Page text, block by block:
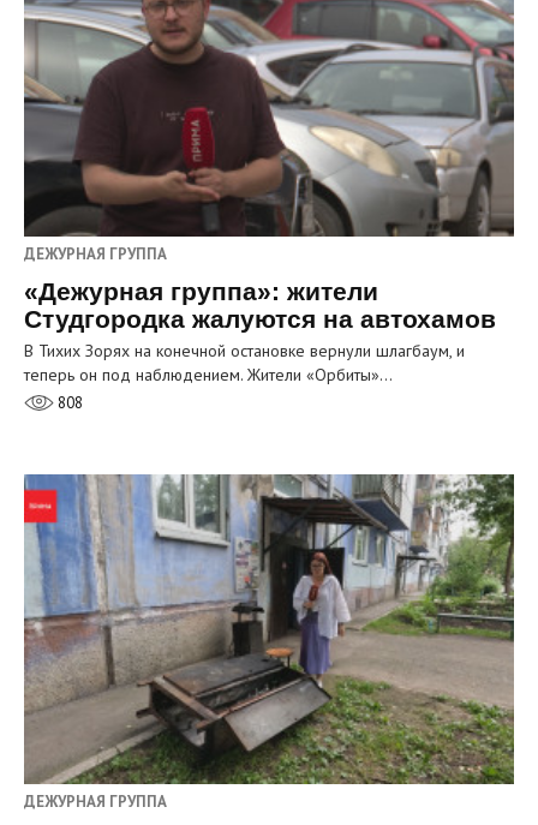
ДЕЖУРНАЯ ГРУППА
«Дежурная группа»: жители
Студгородка жалуются на автохамов
В Тихих Зорях на конечной остановке вернули шлагбаум, и
теперь он под наблюдением. Жители «Орбиты»…
808
ДЕЖУРНАЯ ГРУППА